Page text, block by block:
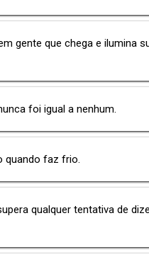
gente que chega e ilumina
foi igual a nenhum.
quando faz frio.
qualquer tentativa de